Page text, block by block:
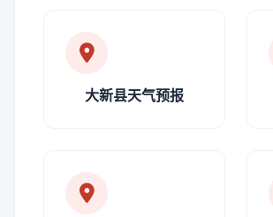
大新县天气预报